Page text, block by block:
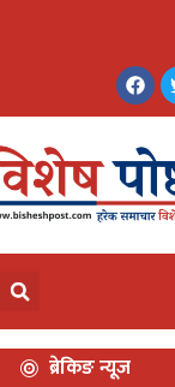
ब्रेकिङ न्यूज